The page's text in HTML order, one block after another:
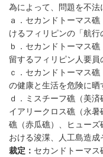
為によって、問題を不法
ａ．セカンドトーマス
けるフィリピンの「航
ｂ．セカンドトーマス
留するフィリピン人要
ｃ．セカンドトーマス
の健康と生活を危険に晒
ｄ．ミスチーフ礁（美
イアリークロス礁（永
礁（赤瓜礁）、ヒュー
おける浚渫、人工島造
裁定： セカンドトーマ